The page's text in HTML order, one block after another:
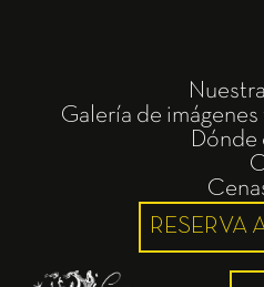
Galería de imágenes
Dónde
RESERVA